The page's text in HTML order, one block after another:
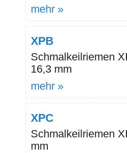
mehr »
XPB
Schmalkeilriemen
16,3 mm
mehr »
XPC
Schmalkeilriemen
mm